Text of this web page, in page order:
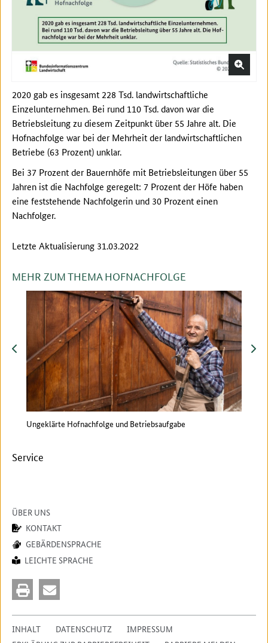
2020 gab es insgesamt 228 Tsd. landwirtschaftliche
Einzelunternehmen. Bei rund 110 Tsd. davon war die
Betriebsleitung zu diesem Zeitpunkt über 55 Jahre alt. Die
Hofnachfolge war bei der Mehrheit der landwirtschaftlichen
Betriebe (63 Prozent) unklar.
Bei 37 Prozent der Bauernhöfe mit Betriebsleitungen über 55
Jahren ist die Nachfolge geregelt: 7 Prozent der Höfe haben
eine feststehende Nachfolgerin und 30 Prozent einen
Nachfolger.
Letzte Aktualisierung 31.03.2022
MEHR ZUM THEMA HOFNACHFOLGE
zurück
Ungeklärte Hofnachfolge und Betriebsaufgabe
vor
Service
ÜBER UNS
KONTAKT
GEBÄRDENSPRACHE
LEICHTE SPRACHE
INHALT DATENSCHUTZ
IMPRESSUM